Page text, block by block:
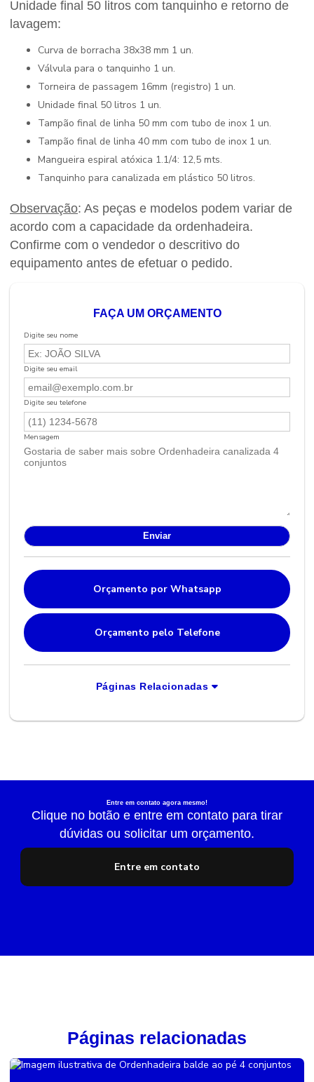
Unidade final 50 litros com tanquinho e retorno de
lavagem:
Curva de borracha 38x38 mm 1 un.
Válvula para o tanquinho 1 un.
Torneira de passagem 16mm (registro) 1 un.
Unidade final 50 litros 1 un.
Tampão final de linha 50 mm com tubo de inox 1 un.
Tampão final de linha 40 mm com tubo de inox 1 un.
Mangueira espiral atóxica 1.1/4: 12,5 mts.
Tanquinho para canalizada em plástico 50 litros.
Observação: As peças e modelos podem variar de
acordo com a capacidade da ordenhadeira.
Confirme com o vendedor o descritivo do
equipamento antes de efetuar o pedido.
FAÇA UM ORÇAMENTO
Digite seu nome
Digite seu email
Digite seu telefone
Mensagem
Orçamento por Whatsapp
Orçamento pelo Telefone
Páginas Relacionadas
Entre em contato agora mesmo!
Clique no botão e entre em contato para tirar
dúvidas ou solicitar um orçamento.
Entre em contato
Páginas relacionadas